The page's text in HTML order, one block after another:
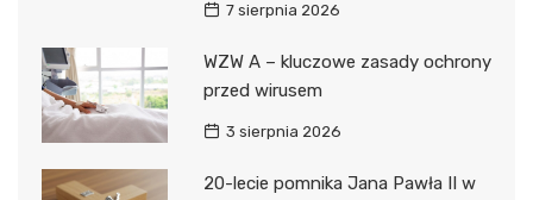
7 sierpnia 2026
WZW A – kluczowe zasady ochrony
przed wirusem
3 sierpnia 2026
20-lecie pomnika Jana Pawła II w